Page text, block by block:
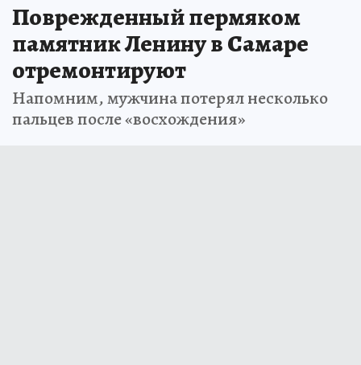
Поврежденный пермяком
памятник Ленину в Самаре
отремонтируют
Напомним, мужчина потерял несколько
пальцев после «восхождения»